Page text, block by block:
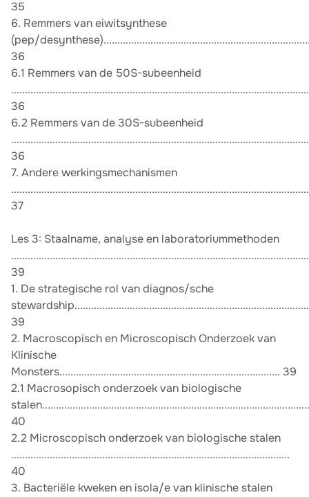
35
6. Remmers van eiwitsynthese
(pep/
36
6.1 Remmers van de 50S-subeenheid
36
6.2 Remmers van de 30S-subeenheid
36
7. Andere werkingsmechanismen
37
Les 3: Staalname, analyse en laboratoriummethoden
39
1. De strategische rol van diagnos/sche
39
2. Macroscopisch en Microscopisch Onderzoek van
Klinische
Monsters................................................................................ 39
2.1 Macrosopisch onderzoek van biologische
40
2.2 Microscopisch onderzoek van biologische stalen
.....................................................................................................
40
3. Bacteriële kweken en isola/e van klinische stalen